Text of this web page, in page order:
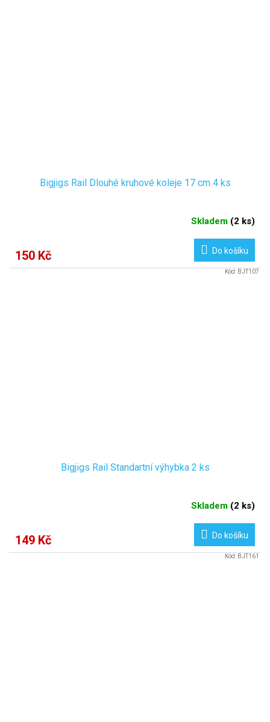
Bigjigs Rail Dlouhé kruhové koleje 17 cm 4 ks
Skladem (2 ks)
150 Kč Do košíku
Bigjigs Rail Standartní výhybka 2 ks
Skladem (2 ks)
149 Kč Do košíku
Kód: BJT107
Kód: BJT161